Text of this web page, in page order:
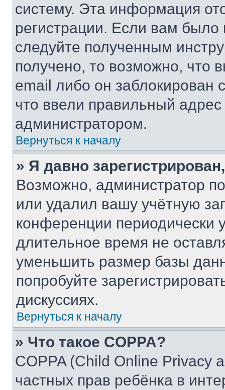
систему. Эта информация
регистрации. Если вам
следуйте полученным
получено, то возможно, что
email либо он
что ввели правильный адрес
администратором.
Вернуться к началу
» Я давно
Возможно, администратор
или удалил вашу учётную
конференции периодически
длительное время не
уменьшить размер базы
попробуйте
дискуссиях.
Вернуться к началу
» Что такое COPPA?
COPPA (Child Online Privacy
частных прав ребёнка в